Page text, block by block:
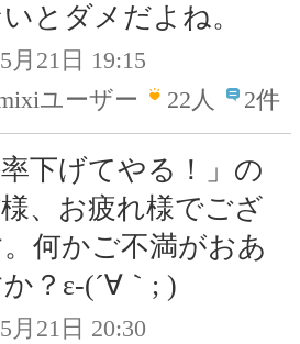
とダメだよね。
月21日 19:15
ユーザー
22人 2件
率下げてやる！」の
、お疲れ様でござ
何かご不満がおあ
？ε-(´∀｀; )
月21日 20:30